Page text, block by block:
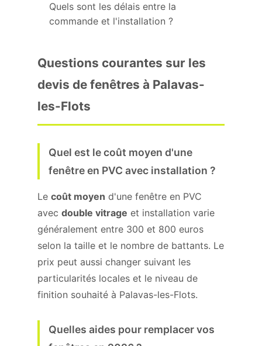
Quels sont les délais entre la
commande et l'installation ?
Questions courantes sur les
devis de fenêtres à Palavas-
les-Flots
Quel est le coût moyen d'une
fenêtre en PVC avec installation ?
Le coût moyen d'une fenêtre en PVC
avec double vitrage et installation varie
généralement entre 300 et 800 euros
selon la taille et le nombre de battants. Le
prix peut aussi changer suivant les
particularités locales et le niveau de
finition souhaité à Palavas-les-Flots.
Quelles aides pour remplacer vos